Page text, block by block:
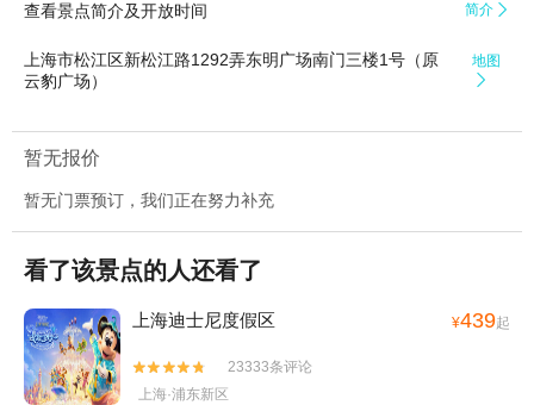
查看景点简介及开放时间 简介 
上海市松江区新松江路1292弄东明广场南门三楼1号（原
云豹广场）
地图

暂无报价
暂无门票预订，我们正在努力补充
看了该景点的人还看了
上海迪士尼度假区 ¥439起


23333条评论
上海·浦东新区